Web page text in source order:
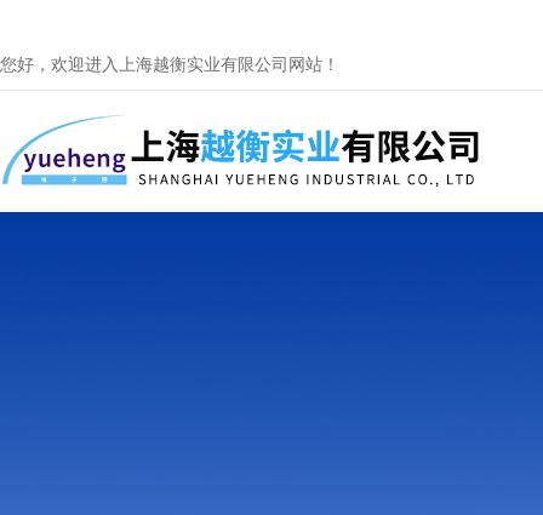
您好，欢迎进入上海越衡实业有限公司网站！